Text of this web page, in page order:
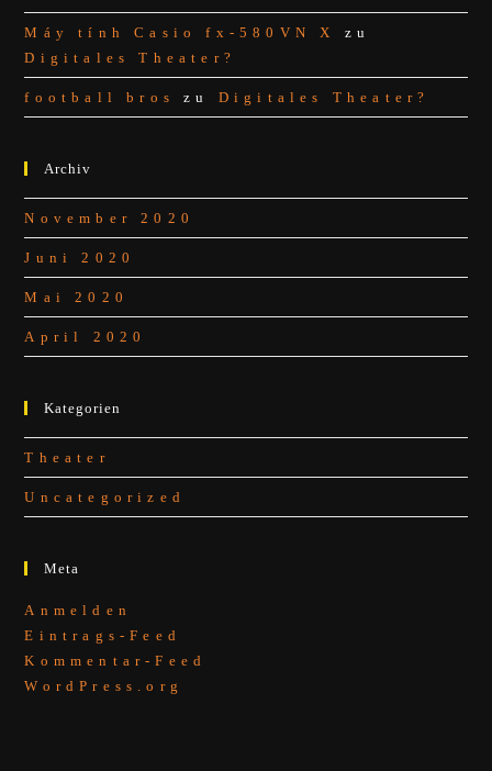
Máy tính Casio fx-580VN X
zu
Digitales Theater?
football bros zu Digitales Theater?
Archiv
November 2020
Juni 2020
Mai 2020
April 2020
Kategorien
Theater
Uncategorized
Meta
Anmelden
Eintrags-Feed
Kommentar-Feed
WordPress.org